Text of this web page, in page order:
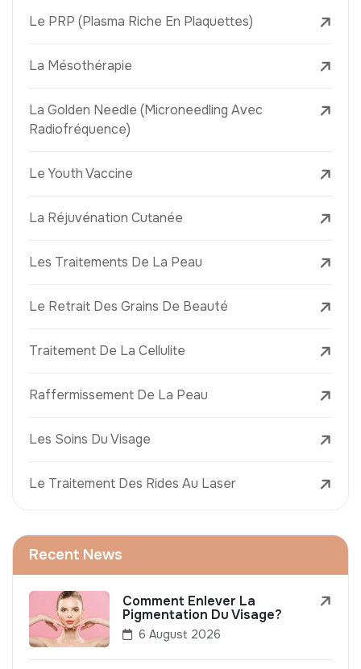
Le PRP (Plasma Riche En Plaquettes)
La Mésothérapie
La Golden Needle (Microneedling Avec
Radiofréquence)
Le Youth Vaccine
La Réjuvénation Cutanée
Les Traitements De La Peau
Le Retrait Des Grains De Beauté
Traitement De La Cellulite
Raffermissement De La Peau
Les Soins Du Visage
Le Traitement Des Rides Au Laser
Recent News
Comment Enlever La
Pigmentation Du Visage?
6 August 2026